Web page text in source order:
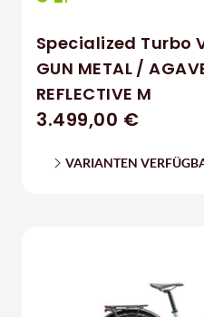
Specialized Turbo
GUN METAL /
REFLECTIVE M
3.499,00 €
VARIANTEN